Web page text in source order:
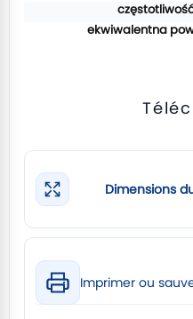
Dimensions
Imprimer ou